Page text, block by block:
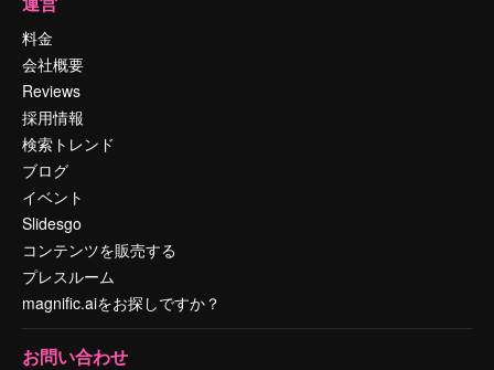
料金
会社概要
Reviews
採用情報
検索トレンド
ブログ
イベント
Slidesgo
コンテンツを販売する
プレスルーム
magnific.aiをお探しですか？
お問い合わせ